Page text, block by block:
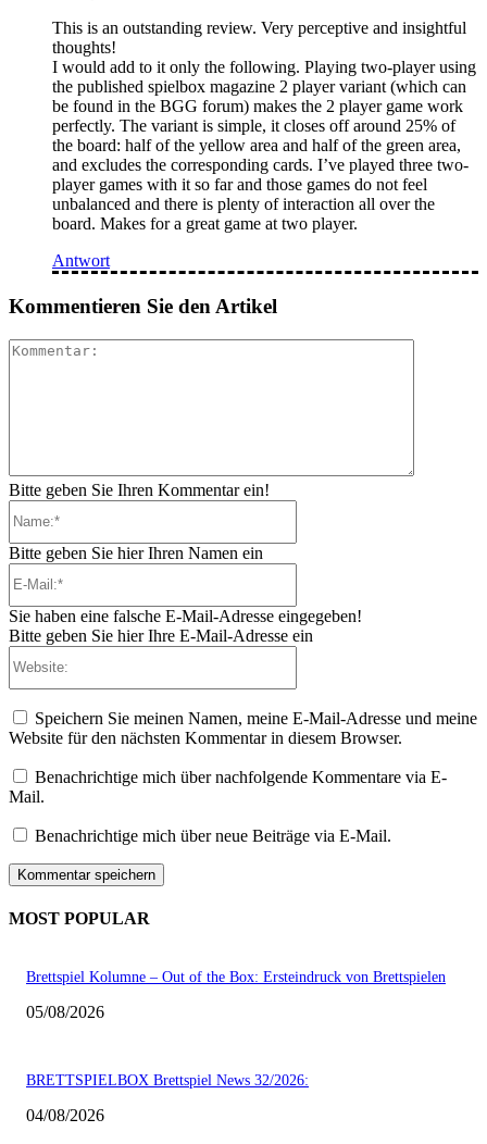
This is an outstanding review. Very perceptive and insightful
thoughts!
I would add to it only the following. Playing two-player using
the published spielbox magazine 2 player variant (which can
be found in the BGG forum) makes the 2 player game work
perfectly. The variant is simple, it closes off around 25% of
the board: half of the yellow area and half of the green area,
and excludes the corresponding cards. I’ve played three two-
player games with it so far and those games do not feel
unbalanced and there is plenty of interaction all over the
board. Makes for a great game at two player.
Antwort
Kommentieren Sie den Artikel
Bitte geben Sie Ihren Kommentar ein!
Bitte geben Sie hier Ihren Namen ein
Sie haben eine falsche E-Mail-Adresse eingegeben!
Bitte geben Sie hier Ihre E-Mail-Adresse ein
Speichern Sie meinen Namen, meine E-Mail-Adresse und meine
Website für den nächsten Kommentar in diesem Browser.
Benachrichtige mich über nachfolgende Kommentare via E-
Mail.
Benachrichtige mich über neue Beiträge via E-Mail.
MOST POPULAR
Brettspiel Kolumne – Out of the Box: Ersteindruck von Brettspielen
05/08/2026
BRETTSPIELBOX Brettspiel News 32/2026:
04/08/2026